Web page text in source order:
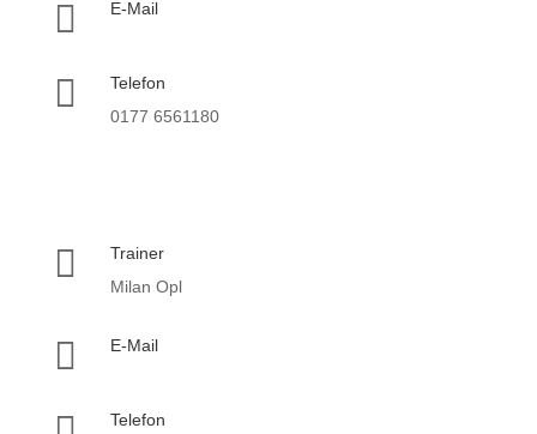
 E-Mail

Telefon
0177 6561180

Trainer
Milan Opl
 E-Mail
Telefon